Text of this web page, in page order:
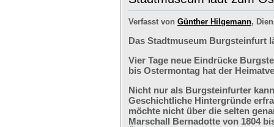
Verfasst von Günther Hilgemann,
Das Stadtmuseum Burgsteinfurt
Vier Tage neue Eindrücke
bis Ostermontag hat der
Nicht nur als Burgsteinfurter
Geschichtliche Hintergründe
möchte nicht über die selten
Marschall Bernadotte von 1804